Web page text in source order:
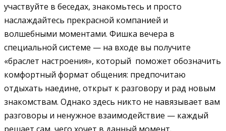
участвуйте в беседах, знакомьтесь и просто
наслаждайтесь прекрасной компанией и
волшебными моментами. Фишка вечера в
специальной системе — на входе вы получите
«браслет настроения», который поможет обозначить
комфортный формат общения: предпочитаю
отдыхать наедине, открыт к разговору и рад новым
знакомствам. Однако здесь никто не навязывает вам
разговоры и ненужное взаимодействие — каждый